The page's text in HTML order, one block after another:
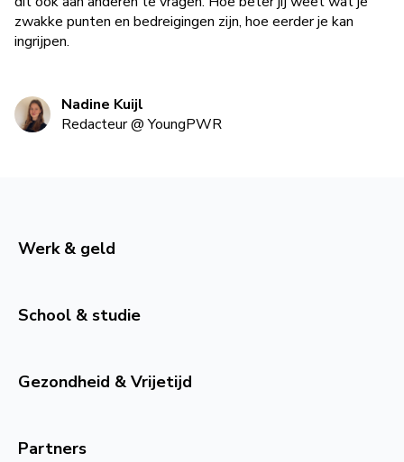
zwakke punten en bedreigingen zijn, hoe eerder je kan
ingrijpen.
Nadine Kuijl
Redacteur@YoungPWR
Werk & geld
School & studie
Gezondheid & Vrijetijd
Partners